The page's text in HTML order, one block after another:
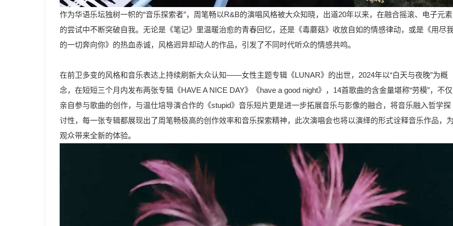
作为华语乐坛独树一帜的“音乐探索者”，周笔畅以R&B的演唱风格被大众知晓，出道20年以来，在融合摇滚、电子元素
的尝试中不断突破自我。无论是《笔记》里温暖治愈的青春回忆，还是《毒蘑菇》收放自如的情感律动，或是《用尽
的一切奔向你》的热血赤诚，风格迥异却动人的作品，引发了不同时代听众的情感共鸣。
在前卫多变的风格和音乐表达上持续刷新大众认知——女性主题专辑《LUNAR》的出世，2024年以“白天与夜晚”为概
念，在短短三个月内发布两张专辑《HAVE A NICE DAY》《have a good night》，14首歌曲的含金量堪称“劳模”，不仅
亲自参与歌曲的创作，与温仕培导演合作的《stupid》音乐短片更是进一步拓展音乐与影像的融合，将音乐融入哲学探
讨性，每一张专辑都展现出了周笔畅极高的创作效率和音乐探索精神，此次演唱会也将以演绎的形式诠释音乐作品，
观众带来全新的体验。